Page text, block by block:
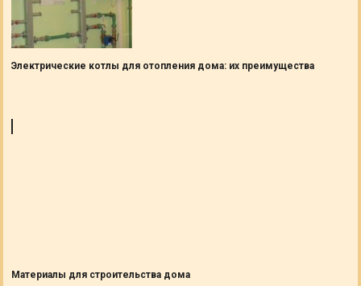
Электрические котлы для отопления дома: их преимущества
Материалы для строительства дома